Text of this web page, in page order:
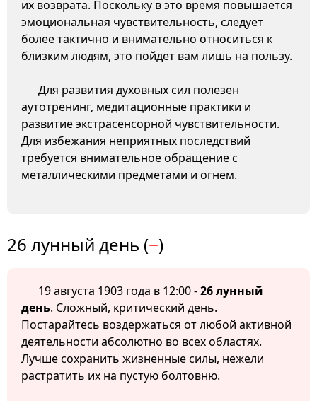
их возврата. Поскольку в это время повышается
эмоциональная чувствительность, следует
более тактично и внимательно относиться к
близким людям, это пойдет вам лишь на пользу.
Для развития духовных сил полезен
аутотренинг, медитационные практики и
развитие экстрасенсорной чувствительности.
Для избежания неприятных последствий
требуется внимательное обращение с
металлическими предметами и огнем.
26 лунный день (−)
19 августа 1903 года в 12:00 -26 лунный
день. Сложный, критический день.
Постарайтесь воздержаться от любой активной
деятельности абсолютно во всех областях.
Лучше сохранить жизненные силы, нежели
растратить их на пустую болтовню.